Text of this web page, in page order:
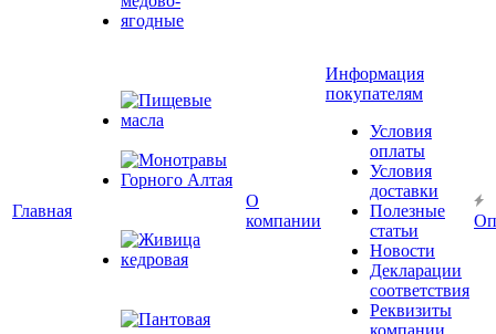
Главная
О
компании
Информация
покупателям
Условия
оплаты
Условия
доставки
Полезные
статьи
Новости
Декларации
соответствия
Реквизиты
компании